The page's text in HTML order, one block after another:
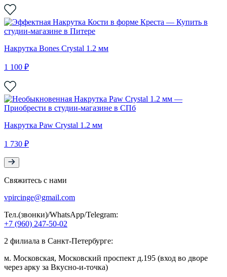
Накрутка Bones Crystal 1.2 мм
1 100 ₽
Накрутка Paw Crystal 1.2 мм
1 730 ₽
Свяжитесь с нами
vpircinge@gmail.com
Тел.(звонки)/WhatsApp/Telegram:
+7 (960) 247-50-02
2 филиала в Санкт-Петербурге:
м. Московская, Московский проспект д.195 (вход во дворе
через арку за Вкусно-и-точка)